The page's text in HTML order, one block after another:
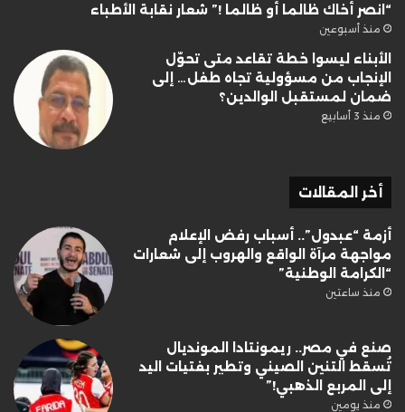
“انصر أخاك ظالما أو ظالما !” شعار نقابة الأطباء
منذ أسبوعين
الأبناء ليسوا خطة تقاعد متى تحوّل
الإنجاب من مسؤولية تجاه طفل… إلى
ضمان لمستقبل الوالدين؟
منذ 3 أسابيع
أخر المقالات
أزمة “عبدول”.. أسباب رفض الإعلام
مواجهة مرآة الواقع والهروب إلى شعارات
“الكرامة الوطنية”
منذ ساعتين
صنع في مصر.. ريمونتادا المونديال
تُسقط التنين الصيني وتطير بفتيات اليد
إلى المربع الذهبي!”
منذ يومين